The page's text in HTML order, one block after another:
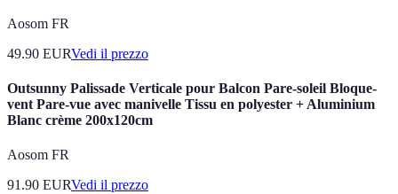
Aosom FR
49.90 EURVedi il prezzo
Outsunny Palissade Verticale pour Balcon Pare-soleil Bloque-
vent Pare-vue avec manivelle Tissu en polyester + Aluminium
Blanc crème 200x120cm
Aosom FR
91.90 EURVedi il prezzo